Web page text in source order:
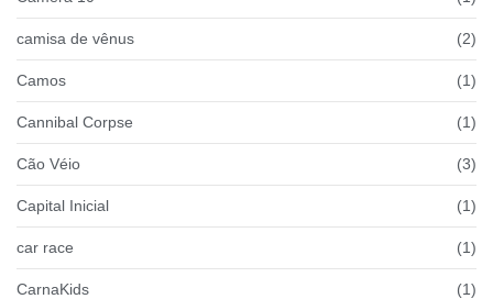
camisa de vênus (2)
Camos (1)
Cannibal Corpse (1)
Cão Véio (3)
Capital Inicial (1)
car race (1)
CarnaKids (1)